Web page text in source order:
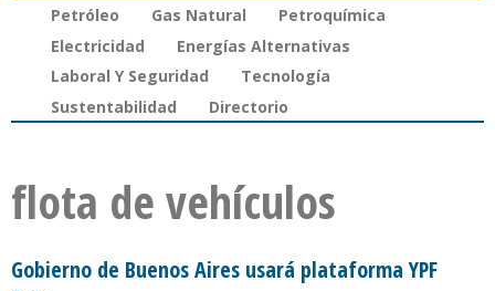
Petróleo Gas Natural
Petroquímica
Electricidad
Energías Alternativas
Laboral Y Seguridad
Tecnología
Sustentabilidad
Directorio
flota de vehículos
Gobierno de Buenos Aires usará plataforma YPF